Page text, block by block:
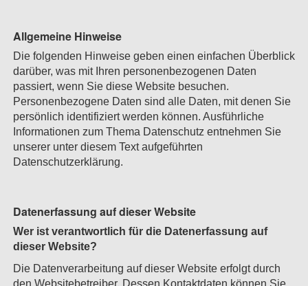
Allgemeine Hinweise
Die folgenden Hinweise geben einen einfachen Überblick
darüber, was mit Ihren personenbezogenen Daten
passiert, wenn Sie diese Website besuchen.
Personenbezogene Daten sind alle Daten, mit denen Sie
persönlich identifiziert werden können. Ausführliche
Informationen zum Thema Datenschutz entnehmen Sie
unserer unter diesem Text aufgeführten
Datenschutzerklärung.
Datenerfassung auf dieser Website
Wer ist verantwortlich für die Datenerfassung auf
dieser Website?
Die Datenverarbeitung auf dieser Website erfolgt durch
den Websitebetreiber. Dessen Kontaktdaten können Sie